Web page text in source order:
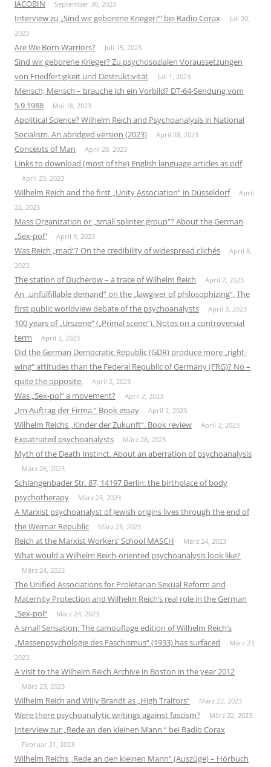
JACOBIN September 30, 2023
Interview zu „Sind wir geborene Krieger?“ bei Radio Corax
Juli 20,
2023
Are We Born Warriors? Juli 15, 2023
Sind wir geborene Krieger? Zu psychosozialen Voraussetzungen
von Friedfertigkeit und Destruktivität
Juli 1, 2023
Mensch, Mensch – brauche ich ein Vorbild? DT-64-Sendung vom
5.9.1988
Mai 18, 2023
Apolitical Science? Wilhelm Reich and Psychoanalysis in National
Socialism. An abridged version (2023)
April 28, 2023
Concepts of Man April 28, 2023
Links to download (most of the) English language articles as pdf
April 23, 2023
Wilhelm Reich and the first „Unity Association“ in Düsseldorf
April
22, 2023
Mass Organization or „small splinter group“? About the German
„Sex-pol“
April 9, 2023
Was Reich „mad“? On the credibility of widespread clichés
April 8,
2023
The station of Ducherow – a trace of Wilhelm Reich April 7, 2023
An „unfulfillable demand“ on the „lawgiver of philosophizing“. The
first public worldview debate of the psychoanalysts
April 3, 2023
100 years of „Urszene“ („Primal scene“). Notes on a controversial
term
April 2, 2023
Did the German Democratic Republic (GDR) produce more „right-
wing“ attitudes than the Federal Republic of Germany (FRG)? No –
quite the opposite.
April 2, 2023
Was „Sex-pol“ a movement? April 2, 2023
„Im Auftrag der Firma.“ Book essay April 2, 2023
Wilhelm Reichs „Kinder der Zukunft“. Book review April 2, 2023
Expatriated psychoanalysts März 28, 2023
Myth of the Death Instinct. About an aberration of psychoanalysis
März 26, 2023
Schlangenbader Str. 87, 14197 Berlin: the birthplace of body
psychotherapy
März 25, 2023
A Marxist psychoanalyst of Jewish origins lives through the end of
the Weimar Republic
März 25, 2023
Reich at the Marxist Workers‘ School MASCH März 24, 2023
What would a Wilhelm Reich-oriented psychoanalysis look like?
März 24, 2023
The Unified Associations for Proletarian Sexual Reform and
Maternity Protection and Wilhelm Reich’s real role in the German
„Sex-pol“
März 24, 2023
A small Sensation: The camouflage edition of Wilhelm Reich’s
„Massenpsychologie des Faschismus“ (1933) has surfaced
März 23,
2023
A visit to the Wilhelm Reich Archive in Boston in the year 2012
März 23, 2023
Wilhelm Reich and Willy Brandt as „High Traitors“ März 22, 2023
Were there psychoanalytic writings against fascism? März 22, 2023
Interview zur „Rede an den kleinen Mann “ bei Radio Corax
Februar 21, 2023
Wilhelm Reichs „Rede an den kleinen Mann“ (Auszüge) – Hörbuch